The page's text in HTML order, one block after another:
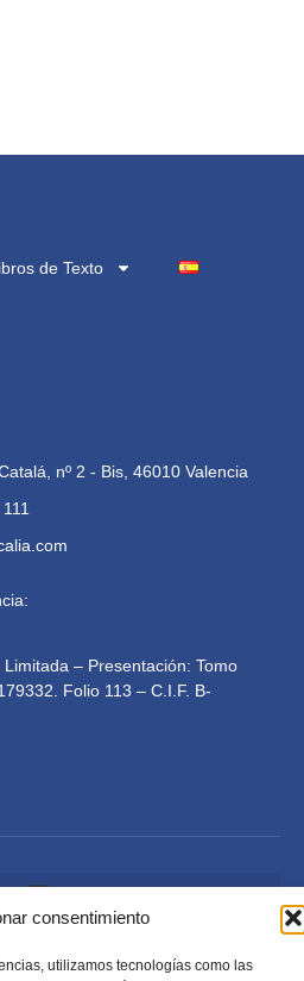
consentimiento
utilizamos tecnologías como las
de Texto
nº 2 - Bis, 46010 Valencia
– Presentación: Tomo
Folio 113 – C.I.F. B-
adaptada en cumplimiento de